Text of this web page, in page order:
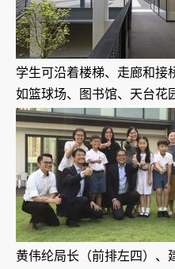
学生可沿着楼梯、走廊和接
如篮球场、图书馆、天台花
黄伟纶局长（前排左四）、